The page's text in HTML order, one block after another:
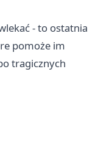
- to ostatnia
pomoże im
tragicznych